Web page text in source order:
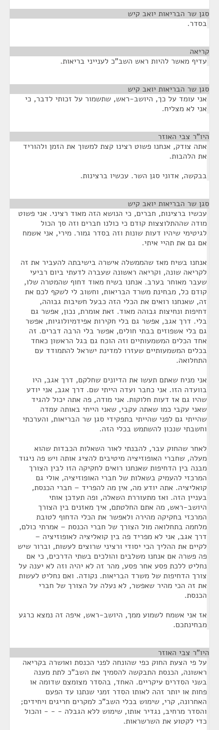
סגן שר הבריאות יואב קיש
בסדר.
קריאה
עדיף מאשר להיות ראש השב"כ לענייני בריאות.
סגן שר הבריאות יואב קיש
אני עומד על כך, היושב-ראש, שתשמור על זכותי לדבר, כי
אני לא מצליח.
היו"ר צבי האוזר
אתה צודק, אנחנו פשוט רצינו קצת למשוך את הזמן ולהוריד
את הלהבות.
בבקשה, אדוני סגן השר. עכשיו ברצינות.
סגן שר הבריאות יואב קיש
עכשיו ברצינות, חברים, כי הנושא הזה מאוד רציני. אני פשוט
מודה שההתלוצצות קודם כי כולנו חברים וזה סך הכול
לגיטימי שיהיו דעות שונות וזה בסדר גמור. מירי, אני אשמח
אם גם את תהיי איתי.
אנחנו בשיח מאז שהממשלה אישרה בישיבתה להעביר את זה
לקריאה שונה, וקריאה ראשונה שעברה לדעתי ביום רביעי
שעבר מאוחר בערב. אנחנו בשיח מאוד דחוף שהמטרה שלו,
קודם כל, מבחינת משרד הבריאות, וחשוב לי לשקף לכם את
זה, שאנחנו רואים את הכלי הזה כבעל חשיבות גבוהה,
דחיפות ונחיצות גבוהה מאוד. זאת אומרת, נכון, אפשר גם
בלי. דרך אגב, אפשר גם בלי חקירות אפידמיולוגיות, אפשר
גם בלי אשפוזים בבתי חולים, אפשר בלי הרבה דברים. זה
אחד הכלים המשמעותיים וזה הוכח גם בגל הראשון כאחד
בכלים המשמעותיים שעזרו למדינת ישראל להתמודד עם
התחלואה.
אני מניח שאתם תעשו את הדיונים שחלקם, דרך אגב, היו
בוועדה הזו. אני כחבר ועדה הייתי שם. דרך אגב, אני יודע
שהיו גם אז דעות חלוקות. אני מודה, פה אתה יכול להגיד
שאני עקבי כמו שאתה עקבי, שאני הייתי באותה עמדה
שהייתי גם לפני שהייתי בתפקידי סגן שר הבריאות, והערכתי
וחשבתי שנכון להשתמש בכלי הזה.
לאחר שהחוק עבר, להבנתי לאור השאלות הכבדות שהוא
מעלה, שחברי האופוזיציה מיטיבים להציג אותה ויש פה ניגוד
מבנה בין הדחיפות שאנחנו רואים לחקיקה הזו לבין הצורך
המרכזי להעמיק בשאלות של חברי האופוזיציה, אולי גם
קואליציה. אתה יודע מה, אין מה להפריד – חברי הכנסת,
בעניין הזה. ואז מתעוררת השאלה, ופה תעדכן אותי
היושב-ראש, מה אתם החלטתם, איך מאזנים בין הצורך
המרכזי בחקיקה מהירה ולאפשר את הכלי הדחוף לטובת
מלחמה בתחלואה מול הצורך של חברי הכנסת – אמרתי כולם,
דרך אגב, אני לא מפריד פה בין קואליציה לאופוזיציה –
לקיים את ההליך הכי יסודי ורציני שרוצים לעשות, וברור שיש
פה פשרה אם אנחנו משלבים והולכים בשתי הדרכים, כי אם
נחליט ללכת פסע אחר פסע, מהר זה לא יהיה וזה לא יענה על
צורך הדחיפות של משרד הבריאות. נקודה. ואם נחליט לעשות
את זה הכי מהיר שאפשר, לא נעלה על הצורך של חברי
הכנסת.
אז אני אשמח לשמוע ממך, היושב-ראש, איפה זה נמצא כרגע
מבחינתכם.
היו"ר צבי האוזר
על פי הצעת החוק כפי שהונחה לפני הכנסת ואושרה בקריאה
ראשונה, הכנסת התבקשה להסמיך את השב"כ לתת מענה
בשני הסדרים עיקריים. האחד, בהסדר מצומצם שדומה או
פחות או יותר זהה לאותו הסדר זמני שנתנו עד הפעם
האחרונה, קרי, שימוש בכלי השב"כ למקרים חריגים ויחידים;
והסדר מרחיב, נגדיר אותו, שימוש ללא הגבלה - - - והכול
כדי לקטוע את השרשראות.